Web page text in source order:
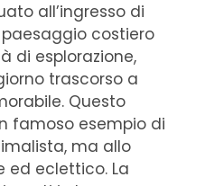
all’ingresso di
costiero
di esplorazione,
trascorso a
Questo
famoso esempio di
ma allo
ed eclettico. La